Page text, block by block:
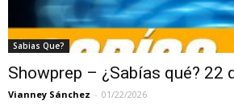
Sabias Que?
Showprep – ¿Sabías qué? 22
Vianney Sánchez - 01/22/2026